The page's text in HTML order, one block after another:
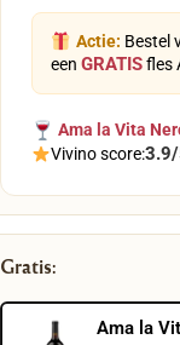
Actie: Bestel
een GRATISfles
Ama la Vita
Vivino score:
Gratis:
Ama la